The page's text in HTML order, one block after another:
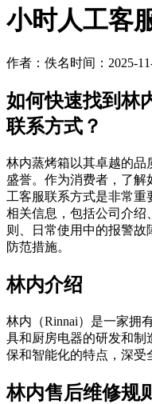
小时人工客
作者：佚名时间：2025-
如何快速找到林
联系方式？
林内蒸烤箱以其卓越的品
盛誉。作为消费者，了解
工客服联系方式是非常重
相关信息，包括公司介绍
则、日常使用中的报警
防范措施。
林内介绍
林内（Rinnai）是一家拥
具和厨房电器的研发和制
保和智能化的特点，深受
林内售后维修规